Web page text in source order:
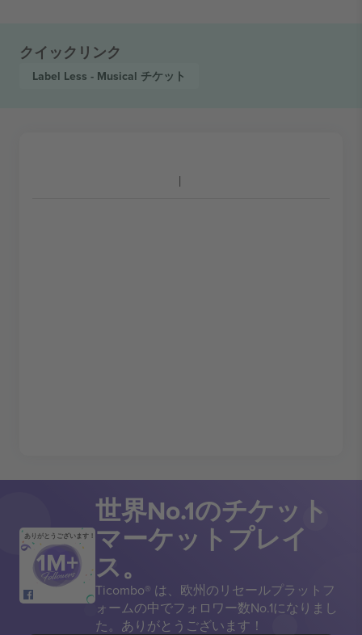
クイックリンク
Label Less - Musical チケット
ありがとうございます！
世界No.1のチケット
マーケットプレイ
ス。
Ticombo® は、欧州のリセールプラットフ
ォームの中でフォロワー数No.1になりまし
た。ありがとうございます！